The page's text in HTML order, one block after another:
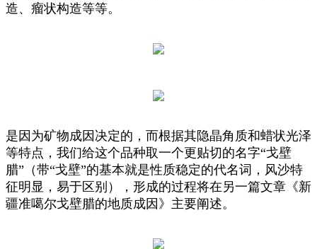
造、瘤状构造等等。
是因为矿物成因决定的，而根据其隐晶角质和蜡状光泽
等特点，我们给这个品种取一个更贴切的名字“戈壁
腊”（带“戈壁”的基本就是性质稳定的代名词，风沙特
征明显，易于区别），形成的过程将在另一篇文章《新
疆准噶尔戈壁腊的地质成因》主要阐述。